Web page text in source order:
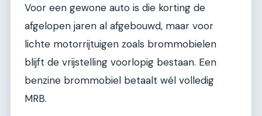
Voor een gewone auto is die korting de
afgelopen jaren al afgebouwd, maar voor
lichte motorrijtuigen zoals brommobielen
blijft de vrijstelling voorlopig bestaan. Een
benzine brommobiel betaalt wél volledig
MRB.